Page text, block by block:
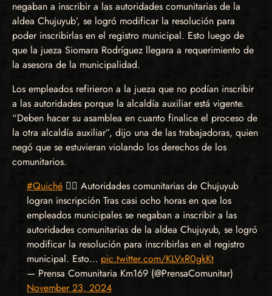
negaban a inscribir a las autoridades comunitarias de la
aldea Chujuyub’, se logró modificar la resolución para
poder inscribirlas en el registro municipal. Esto luego de
que la jueza Siomara Rodríguez llegara a requerimiento de
la asesora de la municipalidad.
Los empleados refirieron a la jueza que no podían inscribir
a las autoridades porque la alcaldía auxiliar está vigente.
“Deben hacer su asamblea en cuanto finalice el proceso de
la otra alcaldía auxiliar”, dijo una de las trabajadoras, quien
negó que se estuvieran violando los derechos de los
comunitarios.
#Quiché ✊🏽 Autoridades comunitarias de Chujuyub
logran inscripción Tras casi ocho horas en que los
empleados municipales se negaban a inscribir a las
autoridades comunitarias de la aldea Chujuyub, se logró
modificar la resolución para inscribirlas en el registro
municipal. Esto… pic.twitter.com/KLVxR0gkKt
— Prensa Comunitaria Km169 (@PrensaComunitar)
November 23, 2024